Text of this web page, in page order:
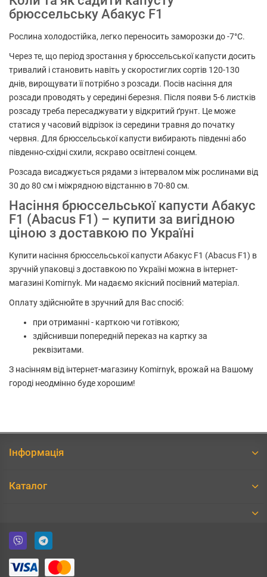
брюссельську Абакус F1
Рослина холодостійка, легко переносить заморозки до -7°C.
Через те, що період зростання у брюссельської капусти досить
тривалий і становить навіть у скоростиглих сортів 120-130
днів, вирощувати її потрібно з розсади. Посів насіння для
розсади проводять у середині березня. Після появи 5-6 листків
розсаду треба пересаджувати у відкритий ґрунт. Це може
статися у часовий відрізок із середини травня до початку
червня. Для брюссельської капусти вибирають південні або
південно-східні схили, яскраво освітлені сонцем.
Розсада висаджується рядами з інтервалом між рослинами від
30 до 80 см і міжрядною відстанню в 70-80 см.
Насіння брюссельської капусти Абакус
F1 (Abacus F1) – купити за вигідною
ціною з доставкою по Україні
Купити насіння брюссельської капусти Абакус F1 (Abacus F1) в
зручній упаковці з доставкою по Україні можна в інтернет-
магазині Komirnyk. Ми надаємо якісний посівний матеріал.
Оплату здійснюйте в зручний для Вас спосіб:
при отриманні - карткою чи готівкою;
здійснивши попередній переказ на картку за
реквізитами.
З насінням від інтернет-магазину Komirnyk, врожай на Вашому
городі неодмінно буде хорошим!
Інформація
Каталог